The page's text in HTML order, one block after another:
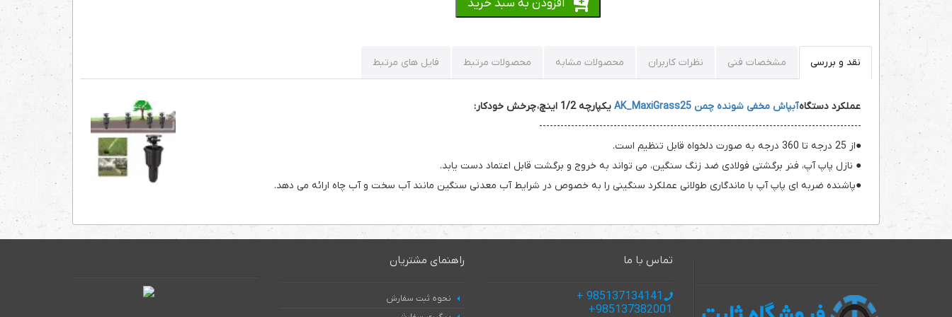
افزودن به سبد خرید
نقد و بررسی مشخصات فنی نظرات کاربران محصولات مشابه محصولات مرتبط فایل های مرتبط
عملکرد دستگاهآبپاش مخفی شونده چمن AK_MaxiGrass25
یکپارچه 1/2 اینچ، چرخش خودکار:
-------------------------------------------------------------------------------------------
●از 25 درجه تا 360 درجه به صورت دلخواه قابل تنظیم است.
● نازل پاپ آپ، فنر برگشتی فولادی ضد زنگ سنگین، می تواند به خروج و برگشت قابل اعتماد دست یابد.
●پاشنده ضربه ای پاپ آپ با ماندگاری طولانی عملکرد سنگینی را به خصوص در شرایط آب معدنی سنگین مانند آب سخت و آب چاه ارائه می دهد.
تماس با ما راهنمای مشتریان
نحوه ثبت سفارش